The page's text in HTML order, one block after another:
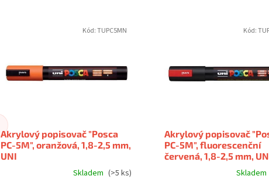
Akrylový popisovač "Posca
PC-5M", oranžová, 1,8-2,5 mm,
UNI
Skladem (>5 ks)
Kód:TUPC5MN
Akrylový popisovač
PC-5M", fluorescenční
červená, 1,8-2,5 mm,
Skladem
Kód: